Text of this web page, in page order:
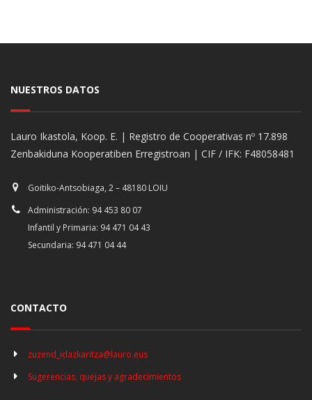
NUESTROS DATOS
Lauro Ikastola, Koop. E. | Registro de Cooperativas nº 17.898
Zenbakiduna Kooperatiben Erregistroan | CIF / IFK: F48058481
Goitiko-Antsobiaga, 2 – 48180 LOIU
Administración: 94 453 80 07
Infantil y Primaria: 94 471 04 43
Secundaria: 94 471 04 44
CONTACTO
zuzend_idazkaritza@lauro.eus
Sugerencias, quejas y agradecimientos